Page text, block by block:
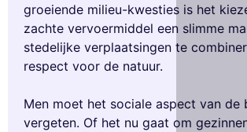
groeiende milieu-kwesties is het
zachte vervoermiddel een slimme
stedelijke verplaatsingen te
respect voor de natuur.
Men moet het sociale aspect van de
vergeten. Of het nu gaat om